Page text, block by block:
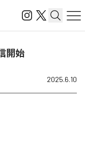
開始
2025.6.10